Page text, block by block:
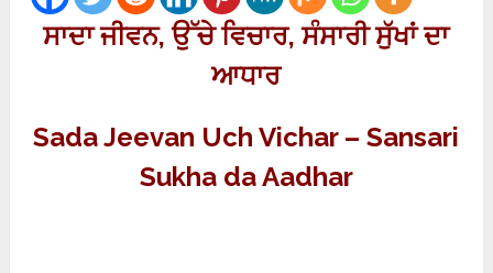
ਸਾਦਾ ਜੀਵਨ,ਉੱਚੇ ਵਿਚਾਰ,ਸੰਸਾਰੀ ਸੁੱਖਾਂ ਦਾ
ਆਧਾਰ
Sada Jeevan Uch Vichar – Sansari
Sukha da Aadhar